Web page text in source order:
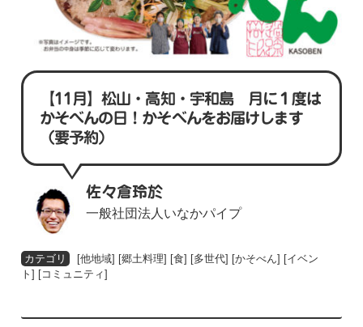
【11月】松山・高知・宇和島 月に１度は
かそべんの日！かそべんをお届けします
（要予約）
佐々倉玲於
一般社団法人いなかパイプ
[他地域] [郷土料理] [食] [多世代] [かそべん] [イベン
ト] [コミュニティ]